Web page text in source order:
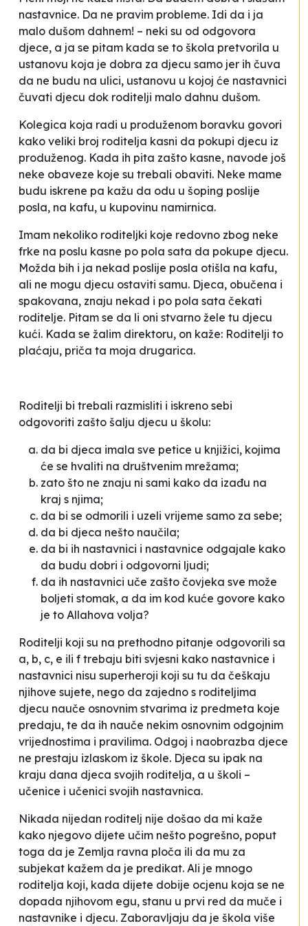
nastavnice. Da ne pravim probleme. Idi da i ja
malo dušom dahnem! – neki su od odgovora
djece, a ja se pitam kada se to škola pretvorila u
ustanovu koja je dobra za djecu samo jer ih čuva
da ne budu na ulici, ustanovu u kojoj će nastavnici
čuvati djecu dok roditelji malo dahnu dušom.
Kolegica koja radi u produženom boravku govori
kako veliki broj roditelja kasni da pokupi djecu iz
produženog. Kada ih pita zašto kasne, navode još
neke obaveze koje su trebali obaviti. Neke mame
budu iskrene pa kažu da odu u šoping poslije
posla, na kafu, u kupovinu namirnica.
Imam nekoliko roditeljki koje redovno zbog neke
frke na poslu kasne po pola sata da pokupe djecu.
Možda bih i ja nekad poslije posla otišla na kafu,
ali ne mogu djecu ostaviti samu. Djeca, obučena i
spakovana, znaju nekad i po pola sata čekati
roditelje. Pitam se da li oni stvarno žele tu djecu
kući. Kada se žalim direktoru, on kaže: Roditelji to
plaćaju, priča ta moja drugarica.
Roditelji bi trebali razmisliti i iskreno sebi
odgovoriti zašto šalju djecu u školu:
da bi djeca imala sve petice u knjižici, kojima
će se hvaliti na društvenim mrežama;
zato što ne znaju ni sami kako da izađu na
kraj s njima;
da bi se odmorili i uzeli vrijeme samo za sebe;
da bi djeca nešto naučila;
da bi ih nastavnici i nastavnice odgajale kako
da budu dobri i odgovorni ljudi;
da ih nastavnici uče zašto čovjeka sve može
boljeti stomak, a da im kod kuće govore kako
je to Allahova volja?
Roditelji koji su na prethodno pitanje odgovorili sa
a, b, c, e ili f trebaju biti svjesni kako nastavnice i
nastavnici nisu superheroji koji su tu da češkaju
njihove sujete, nego da zajedno s roditeljima
djecu nauče osnovnim stvarima iz predmeta koje
predaju, te da ih nauče nekim osnovnim odgojnim
vrijednostima i pravilima. Odgoj i naobrazba djece
ne prestaju izlaskom iz škole. Djeca su ipak na
kraju dana djeca svojih roditelja, a u školi –
učenice i učenici svojih nastavnica.
Nikada nijedan roditelj nije došao da mi kaže
kako njegovo dijete učim nešto pogrešno, poput
toga da je Zemlja ravna ploča ili da mu za
subjekat kažem da je predikat. Ali je mnogo
roditelja koji, kada dijete dobije ocjenu koja se ne
dopada njihovom egu, stanu u prvi red da muče i
nastavnike i djecu. Zaboravljaju da je škola više